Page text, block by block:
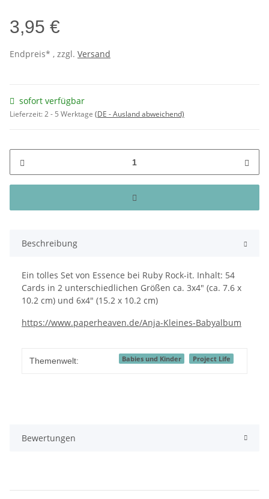
3,95 €
Endpreis* , zzgl. Versand
sofort verfügbar
Lieferzeit:2 - 5 Werktage (DE - Ausland abweichend)
Beschreibung
Ein tolles Set von Essence bei Ruby Rock-it. Inhalt: 54
Cards in 2 unterschiedlichen Größen ca. 3x4" (ca. 7.6 x
10.2 cm) und 6x4" (15.2 x 10.2 cm)
https://www.paperheaven.de/Anja-Kleines-Babyalbum
Themenwelt: Babies und Kinder Project Life
Bewertungen